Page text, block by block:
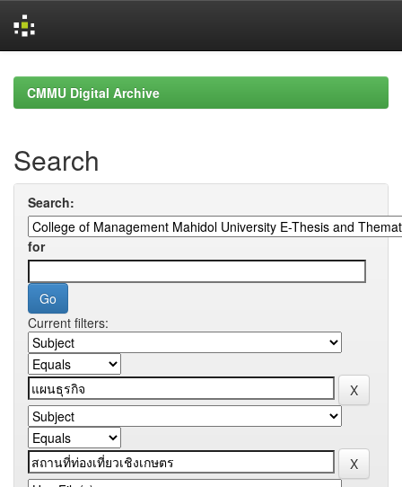
navigationCMMU Digital Archive
Search
Search:
for
Current filters: